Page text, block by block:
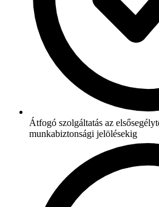
Átfogó szolgáltatás az
munkabiztonsági jelölésekig